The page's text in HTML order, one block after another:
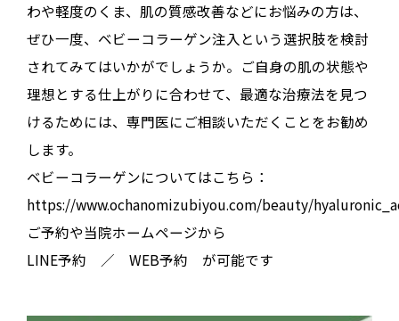
わや軽度のくま、肌の質感改善などにお悩みの方は、
ぜひ一度、ベビーコラーゲン注入という選択肢を検討
されてみてはいかがでしょうか。ご自身の肌の状態や
理想とする仕上がりに合わせて、最適な治療法を見つ
けるためには、専門医にご相談いただくことをお勧め
します。
ベビーコラーゲンについてはこちら：
https://www.ochanomizubiyou.com/beauty/
ご予約や当院ホームページから
LINE予約 ／ WEB予約 が可能です